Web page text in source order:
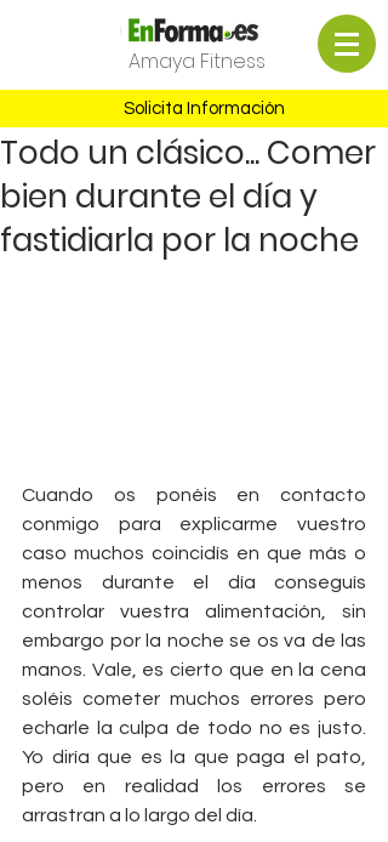
Amaya Fitness
Solicita Información
Todo un clásico... Comer
bien durante el día y
fastidiarla por la noche
Cuando os ponéis en contacto
conmigo para explicarme vuestro
caso muchos coincidís en que más o
menos durante el día conseguís
controlar vuestra alimentación, sin
embargo por la noche se os va de las
manos. Vale, es cierto que en la cena
soléis cometer muchos errores pero
echarle la culpa de todo no es justo.
Yo diría que es la que paga el pato,
pero en realidad los errores se
arrastran a lo largo del día.